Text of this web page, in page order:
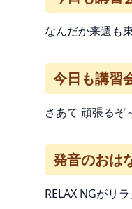
なんだか来週も
今日も講習
さあて 頑張るぞ
発音のおは
RELAX NGがリ